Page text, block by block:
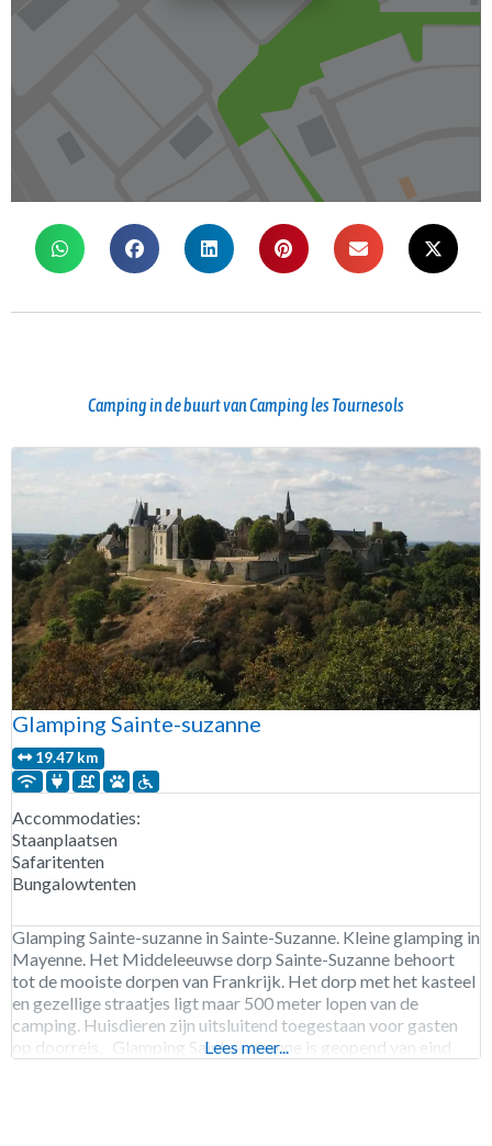
Camping in de buurt van Camping les Tournesols
Glamping Sainte-suzanne
19.47 km
Accommodaties:
Staanplaatsen
Safaritenten
Bungalowtenten
Glamping Sainte-suzanne in Sainte-Suzanne. Kleine glamping in
Mayenne. Het Middeleeuwse dorp Sainte-Suzanne behoort
tot de mooiste dorpen van Frankrijk. Het dorp met het kasteel
en gezellige straatjes ligt maar 500 meter lopen van de
camping. Huisdieren zijn uitsluitend toegestaan voor gasten
op doorreis. Glamping Sainte-suzanne is geopend van eind
Lees meer...